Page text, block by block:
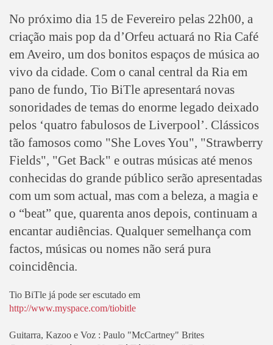
No próximo dia 15 de Fevereiro pelas 22h00, a
criação mais pop da d’Orfeu actuará no Ria Café
em Aveiro, um dos bonitos espaços de música ao
vivo da cidade. Com o canal central da Ria em
pano de fundo, Tio BiTle apresentará novas
sonoridades de temas do enorme legado deixado
pelos ‘quatro fabulosos de Liverpool’. Clássicos
tão famosos como "She Loves You", "Strawberry
Fields", "Get Back" e outras músicas até menos
conhecidas do grande público serão apresentadas
com um som actual, mas com a beleza, a magia e
o “beat” que, quarenta anos depois, continuam a
encantar audiências. Qualquer semelhança com
factos, músicas ou nomes não será pura
coincidência.
Tio BiTle já pode ser escutado em
http://www.myspace.com/tiobitle
Guitarra, Kazoo e Voz : Paulo "McCartney" Brites